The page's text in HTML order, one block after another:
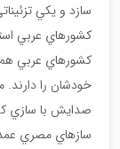
سازد و يكي
كشورهاي عربي
كشورهاي عربي
خودشان را
صدايش با سازي
سازهاي مصري